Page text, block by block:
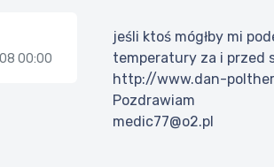
00:00
jeśli ktoś mógłby mi
temperatury za i przed
http://www.dan-
Pozdrawiam
medic77@o2.pl